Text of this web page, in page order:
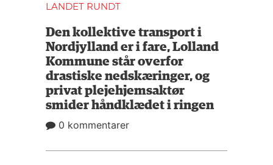
LANDET RUNDT
Den kollektive transport i
Nordjylland er i fare, Lolland
Kommune står overfor
drastiske nedskæringer, og
privat plejehjemsaktør
smider håndklædet i ringen
0 kommentarer